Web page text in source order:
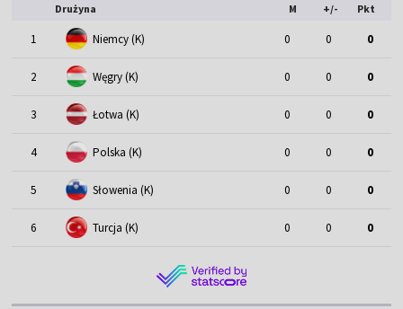
Drużyna M +/- Pkt
1 Niemcy (K) 0 0 0
2 Węgry (K) 0 0 0
3 Łotwa (K) 0 0 0
4 Polska (K) 0 0 0
5 Słowenia (K) 0 0 0
6 Turcja (K) 0 0 0